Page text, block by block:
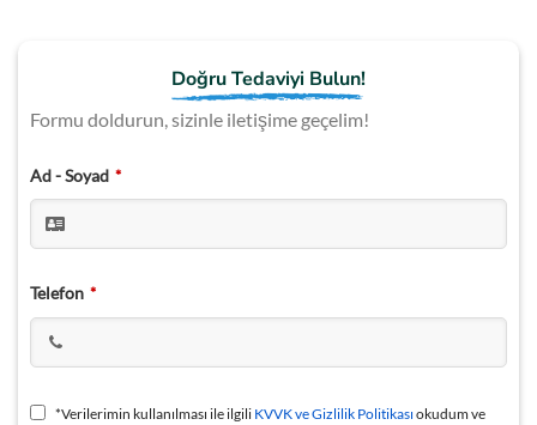
Doğru Tedaviyi Bulun!
Formu doldurun, sizinle iletişime geçelim!
Ad - Soyad *
Email *
Telefon *
*Verilerimin kullanılması ile ilgili KVVK ve Gizlilik Politikası okudum ve